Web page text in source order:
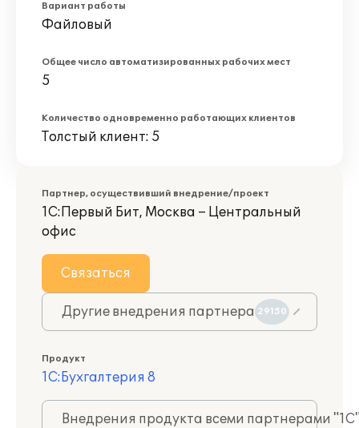
Вариант работы
Файловый
Общее число автоматизированных рабочих мест
5
Количество одновременно работающих клиентов
Толстый клиент: 5
Партнер, осуществивший внедрение/проект
1С:Первый Бит, Москва – Центральный
офис
Связаться
Другие внедрения партнера 29150
Продукт
1С:Бухгалтерия 8
Внедрения продукта всеми партнерами